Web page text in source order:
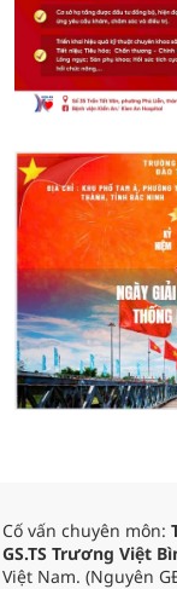
Cố vấn chuyên môn:
GS.TS Trương Việt
Việt Nam. (Nguyên